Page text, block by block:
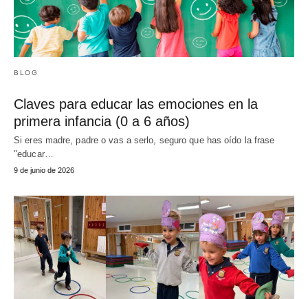
BLOG
Claves para educar las emociones en la
primera infancia (0 a 6 años)
Si eres madre, padre o vas a serlo, seguro que has oído la frase
"educar…
9 de junio de 2026